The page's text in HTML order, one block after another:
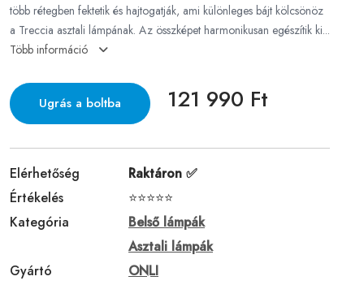
több rétegben fektetik és hajtogatják, ami különleges bájt kölcsönöz
a Treccia asztali lámpának. Az összképet harmonikusan egészítik ki...
Több információ
Ugrás a boltba 121 990 Ft
Elérhetőség
Raktáron ✅
Értékelés
⭐⭐⭐⭐⭐
Kategória
Belső lámpák
Asztali lámpák
Gyártó
ONLI